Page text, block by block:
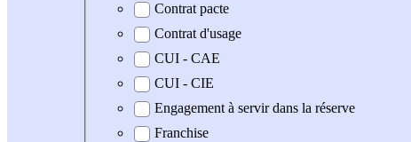
Contrat pacte
Contrat d'usage
CUI - CAE
CUI - CIE
Engagement à servir dans la réserve
Franchise